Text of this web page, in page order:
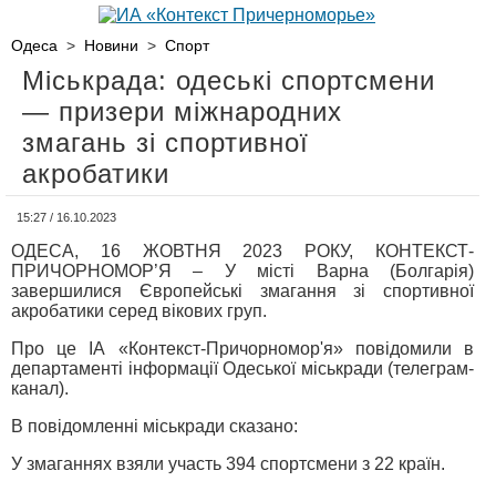
Одеса > Новини > Спорт
Міськрада: одеські спортсмени
— призери міжнародних
змагань зі спортивної
акробатики
15:27 / 16.10.2023
ОДЕСА, 16 ЖОВТНЯ 2023 РОКУ, КОНТЕКСТ-
ПРИЧОРНОМОР’Я – У місті Варна (Болгарія)
завершилися Європейські змагання зі спортивної
акробатики серед вікових груп.
Про це ІА «Контекст-Причорномор'я» повідомили в
департаменті інформації Одеської міськради (телеграм-
канал).
В повідомленні міськради сказано:
У змаганнях взяли участь 394 спортсмени з 22 країн.